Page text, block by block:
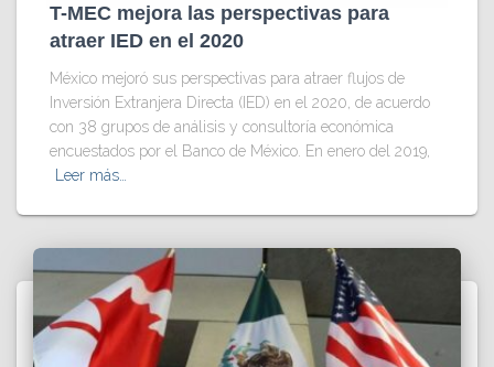
T-MEC mejora las perspectivas para
atraer IED en el 2020
México mejoró sus perspectivas para atraer flujos de
Inversión Extranjera Directa (IED) en el 2020, de acuerdo
con 38 grupos de análisis y consultoría económica
encuestados por el Banco de México. En enero del 2019,
Leer más…